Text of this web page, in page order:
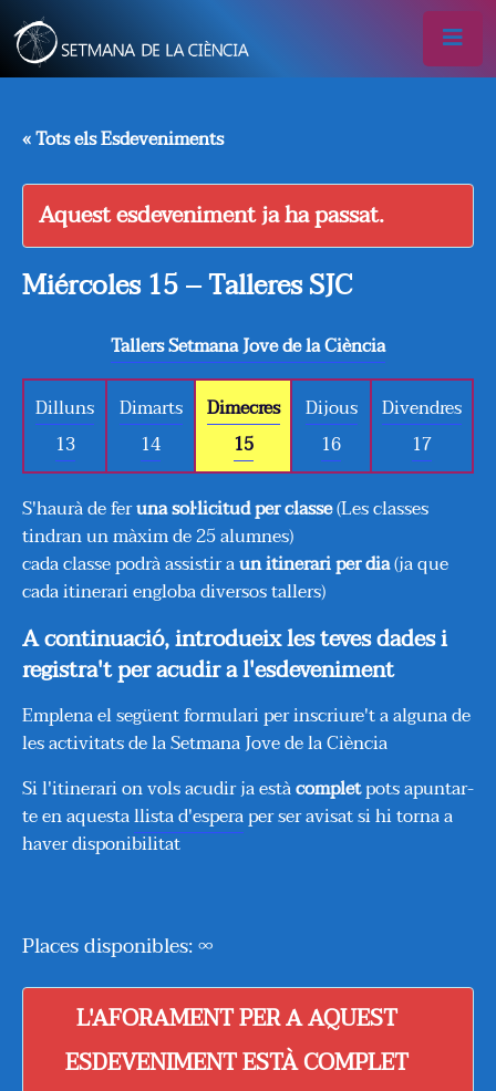
« Tots els Esdeveniments
Aquest esdeveniment ja ha passat.
Miércoles 15 – Talleres SJC
Tallers Setmana Jove de la Ciència
Dilluns
13
Dimarts
14
Dimecres
15
Dijous
16
Divendres
17
S'haurà de feruna sol·licitud per classe(Les classes
tindran un màxim de 25 alumnes)
cada classe podrà assistir aun itinerari per dia(ja que
cada itinerari engloba diversos tallers)
A continuació, introdueix les teves dades i
registra't per acudir a l'esdeveniment
Emplena el següent formulari per inscriure't a alguna de
les activitats de la Setmana Jove de la Ciència
Si l'itinerari on vols acudir ja estàcompletpots apuntar-
te en aquestallista d'esperaper ser avisat si hi torna a
haver disponibilitat
Places disponibles: ∞
L'AFORAMENT PER A AQUEST
ESDEVENIMENT ESTÀ COMPLET